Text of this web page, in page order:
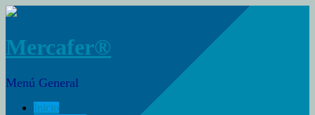
Mercafer®
Menú General
Inicio